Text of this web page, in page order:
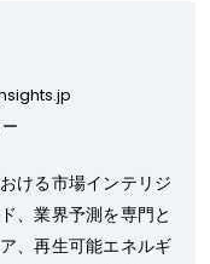
ける市場インテリジ
、業界予測を専門と
、再生可能エネルギ